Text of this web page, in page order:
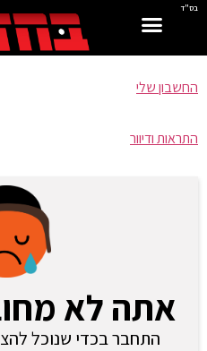
בס"ד
החשבון שלי
התראות ודיוור
אתה לא
התחבר בכדי שנוכל